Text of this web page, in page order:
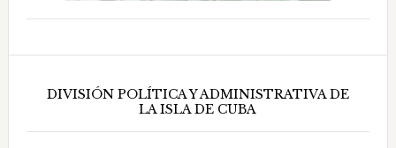
DIVISIÓN POLÍTICA Y ADMINISTRATIVA DE
LA ISLA DE CUBA